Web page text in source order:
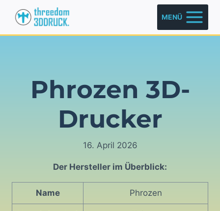
Inhalt
springen
MENÜ
Phrozen 3D-
Drucker
16. April 2026
Der Hersteller im Überblick:
Name Phrozen